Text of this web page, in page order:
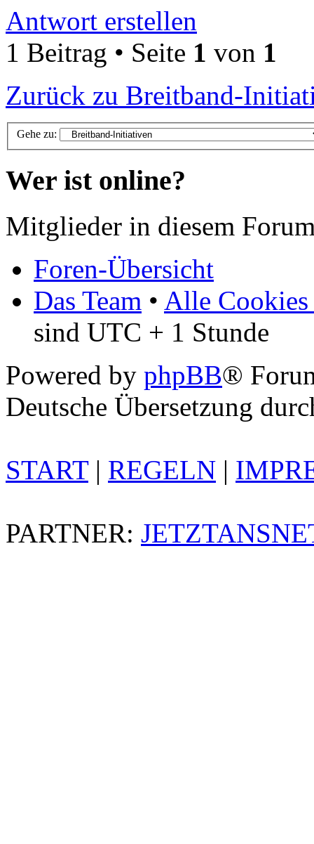
Antwort erstellen
1 Beitrag • Seite 1 von 1
Zurück zu Breitband-
Gehe zu:
Wer ist online?
Mitglieder in diesem
Foren-Übersicht
Das Team • Alle Cookies
sind UTC + 1 Stunde
Powered by phpBB®
Deutsche Übersetzung
START| REGELN |
PARTNER: